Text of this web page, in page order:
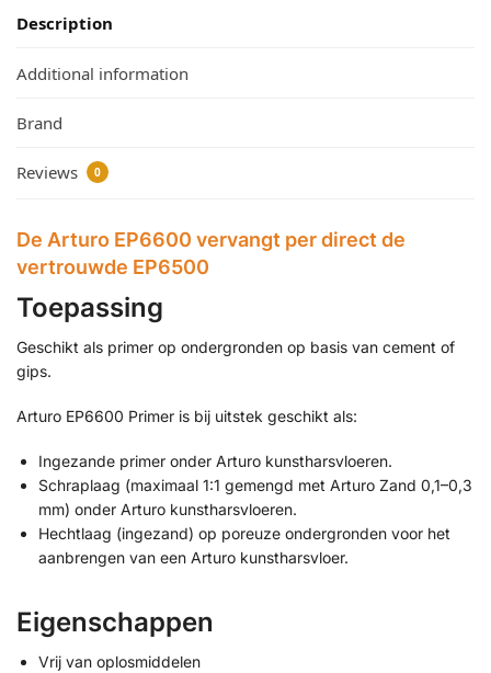
Description
Additional information
Brand
Reviews 0
De Arturo EP6600 vervangt per direct de
vertrouwde EP6500
Toepassing
Geschikt als primer op ondergronden op basis van cement of
gips.
Arturo EP6600 Primer is bij uitstek geschikt als:
Ingezande primer onder Arturo kunstharsvloeren.
Schraplaag (maximaal 1:1 gemengd met Arturo Zand 0,1–0,3
mm) onder Arturo kunstharsvloeren.
Hechtlaag (ingezand) op poreuze ondergronden voor het
aanbrengen van een Arturo kunstharsvloer.
Eigenschappen
Vrij van oplosmiddelen